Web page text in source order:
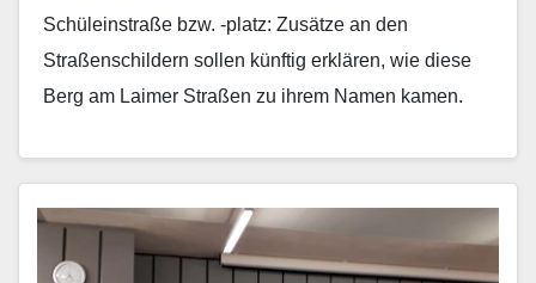
Schüleinstraße bzw. -platz: Zusätze an den
Straßenschildern sollen künftig erklären, wie diese
Berg am Laimer Straßen zu ihrem Namen kamen.
Mehr erfahren